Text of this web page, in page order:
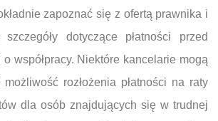
zapoznać się z ofertą prawnika i
dotyczące płatności przed
współpracy. Niektóre kancelarie mogą
rozłożenia płatności na raty
dla osób znajdujących się w trudnej